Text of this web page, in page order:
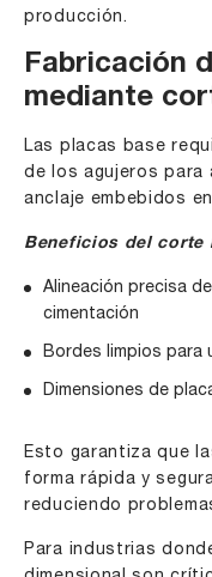
producción.
Fabricación
mediante
Las placas base
de los agujeros para
anclaje embebidos
Beneficios del corte
Alineación precisa
cimentación
Bordes limpios para
Dimensiones de
Esto garantiza que
forma rápida y
reduciendo
Para industrias